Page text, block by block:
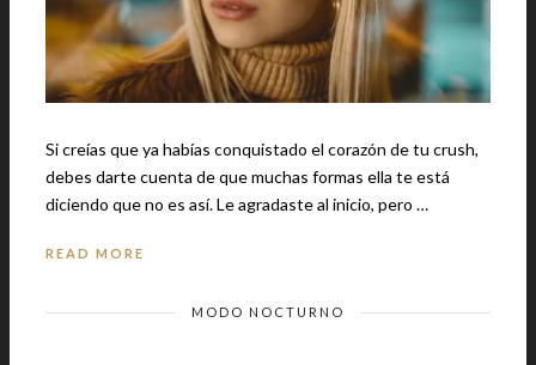
Si creías que ya habías conquistado el corazón de tu crush,
debes darte cuenta de que muchas formas ella te está
diciendo que no es así. Le agradaste al inicio, pero …
READ MORE
MODO NOCTURNO